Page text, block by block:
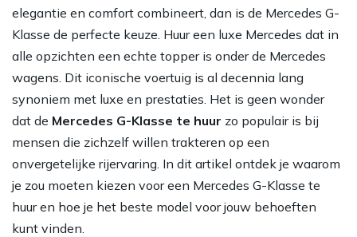
elegantie en comfort combineert, dan is de Mercedes G-
Klasse de perfecte keuze. Huur een luxe Mercedes dat in
alle opzichten een echte topper is onder de Mercedes
wagens. Dit iconische voertuig is al decennia lang
synoniem met luxe en prestaties. Het is geen wonder
dat de Mercedes G-Klasse te huur zo populair is bij
mensen die zichzelf willen trakteren op een
onvergetelijke rijervaring. In dit artikel ontdek je waarom
je zou moeten kiezen voor een Mercedes G-Klasse te
huur en hoe je het beste model voor jouw behoeften
kunt vinden.